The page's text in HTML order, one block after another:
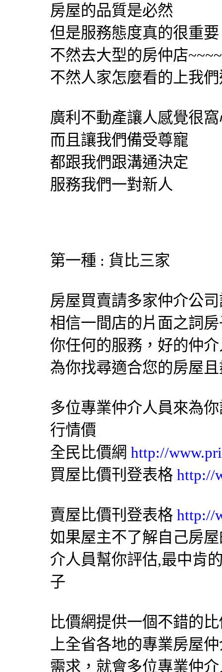
房屋的品質是必然
但是服務態度真的很重要
不然去大型的房仲店
不然人家怎麼看的上我
廣利不動產讓人感覺很
而且讓我們備受尊寵
都跟我們跟溝通決定
服務我們一對新人
第一種 : 貨比三家
房屋買賣請多家仲介公
相信一間店的片面之詞
你任何的服務，好的仲
為你找尋適合您的房屋
多位專業仲介人員來為
行情價
全民比價網 http://
買屋比價刊登表格 http://
賣屋比價刊登表格 http://
如果屋主不了解自己房
介人員幫你評估,最中肯
子
比價網提供一個不錯的
上全省各地的專業房屋
需求，就會多位專業仲